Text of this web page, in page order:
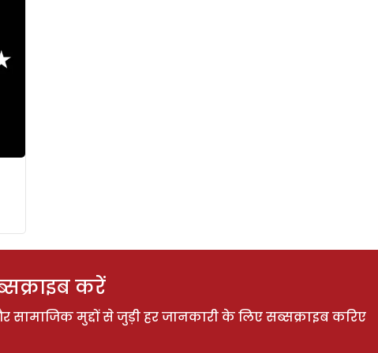
करें
सामाजिक मुद्दों से जुड़ी हर जानकारी के लिए सब्सक्राइब करिए